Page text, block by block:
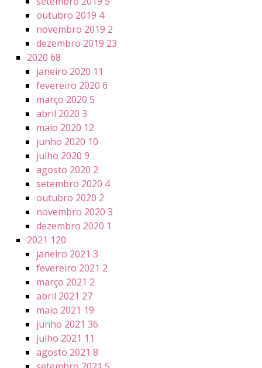
outubro 2019 4
novembro 2019 2
dezembro 2019 23
2020 68
janeiro 2020 11
fevereiro 2020 6
março 2020 5
abril 2020 3
maio 2020 12
junho 2020 10
julho 2020 9
agosto 2020 2
setembro 2020 4
outubro 2020 2
novembro 2020 3
dezembro 2020 1
2021 120
janeiro 2021 3
fevereiro 2021 2
março 2021 2
abril 2021 27
maio 2021 19
junho 2021 36
julho 2021 11
agosto 2021 8